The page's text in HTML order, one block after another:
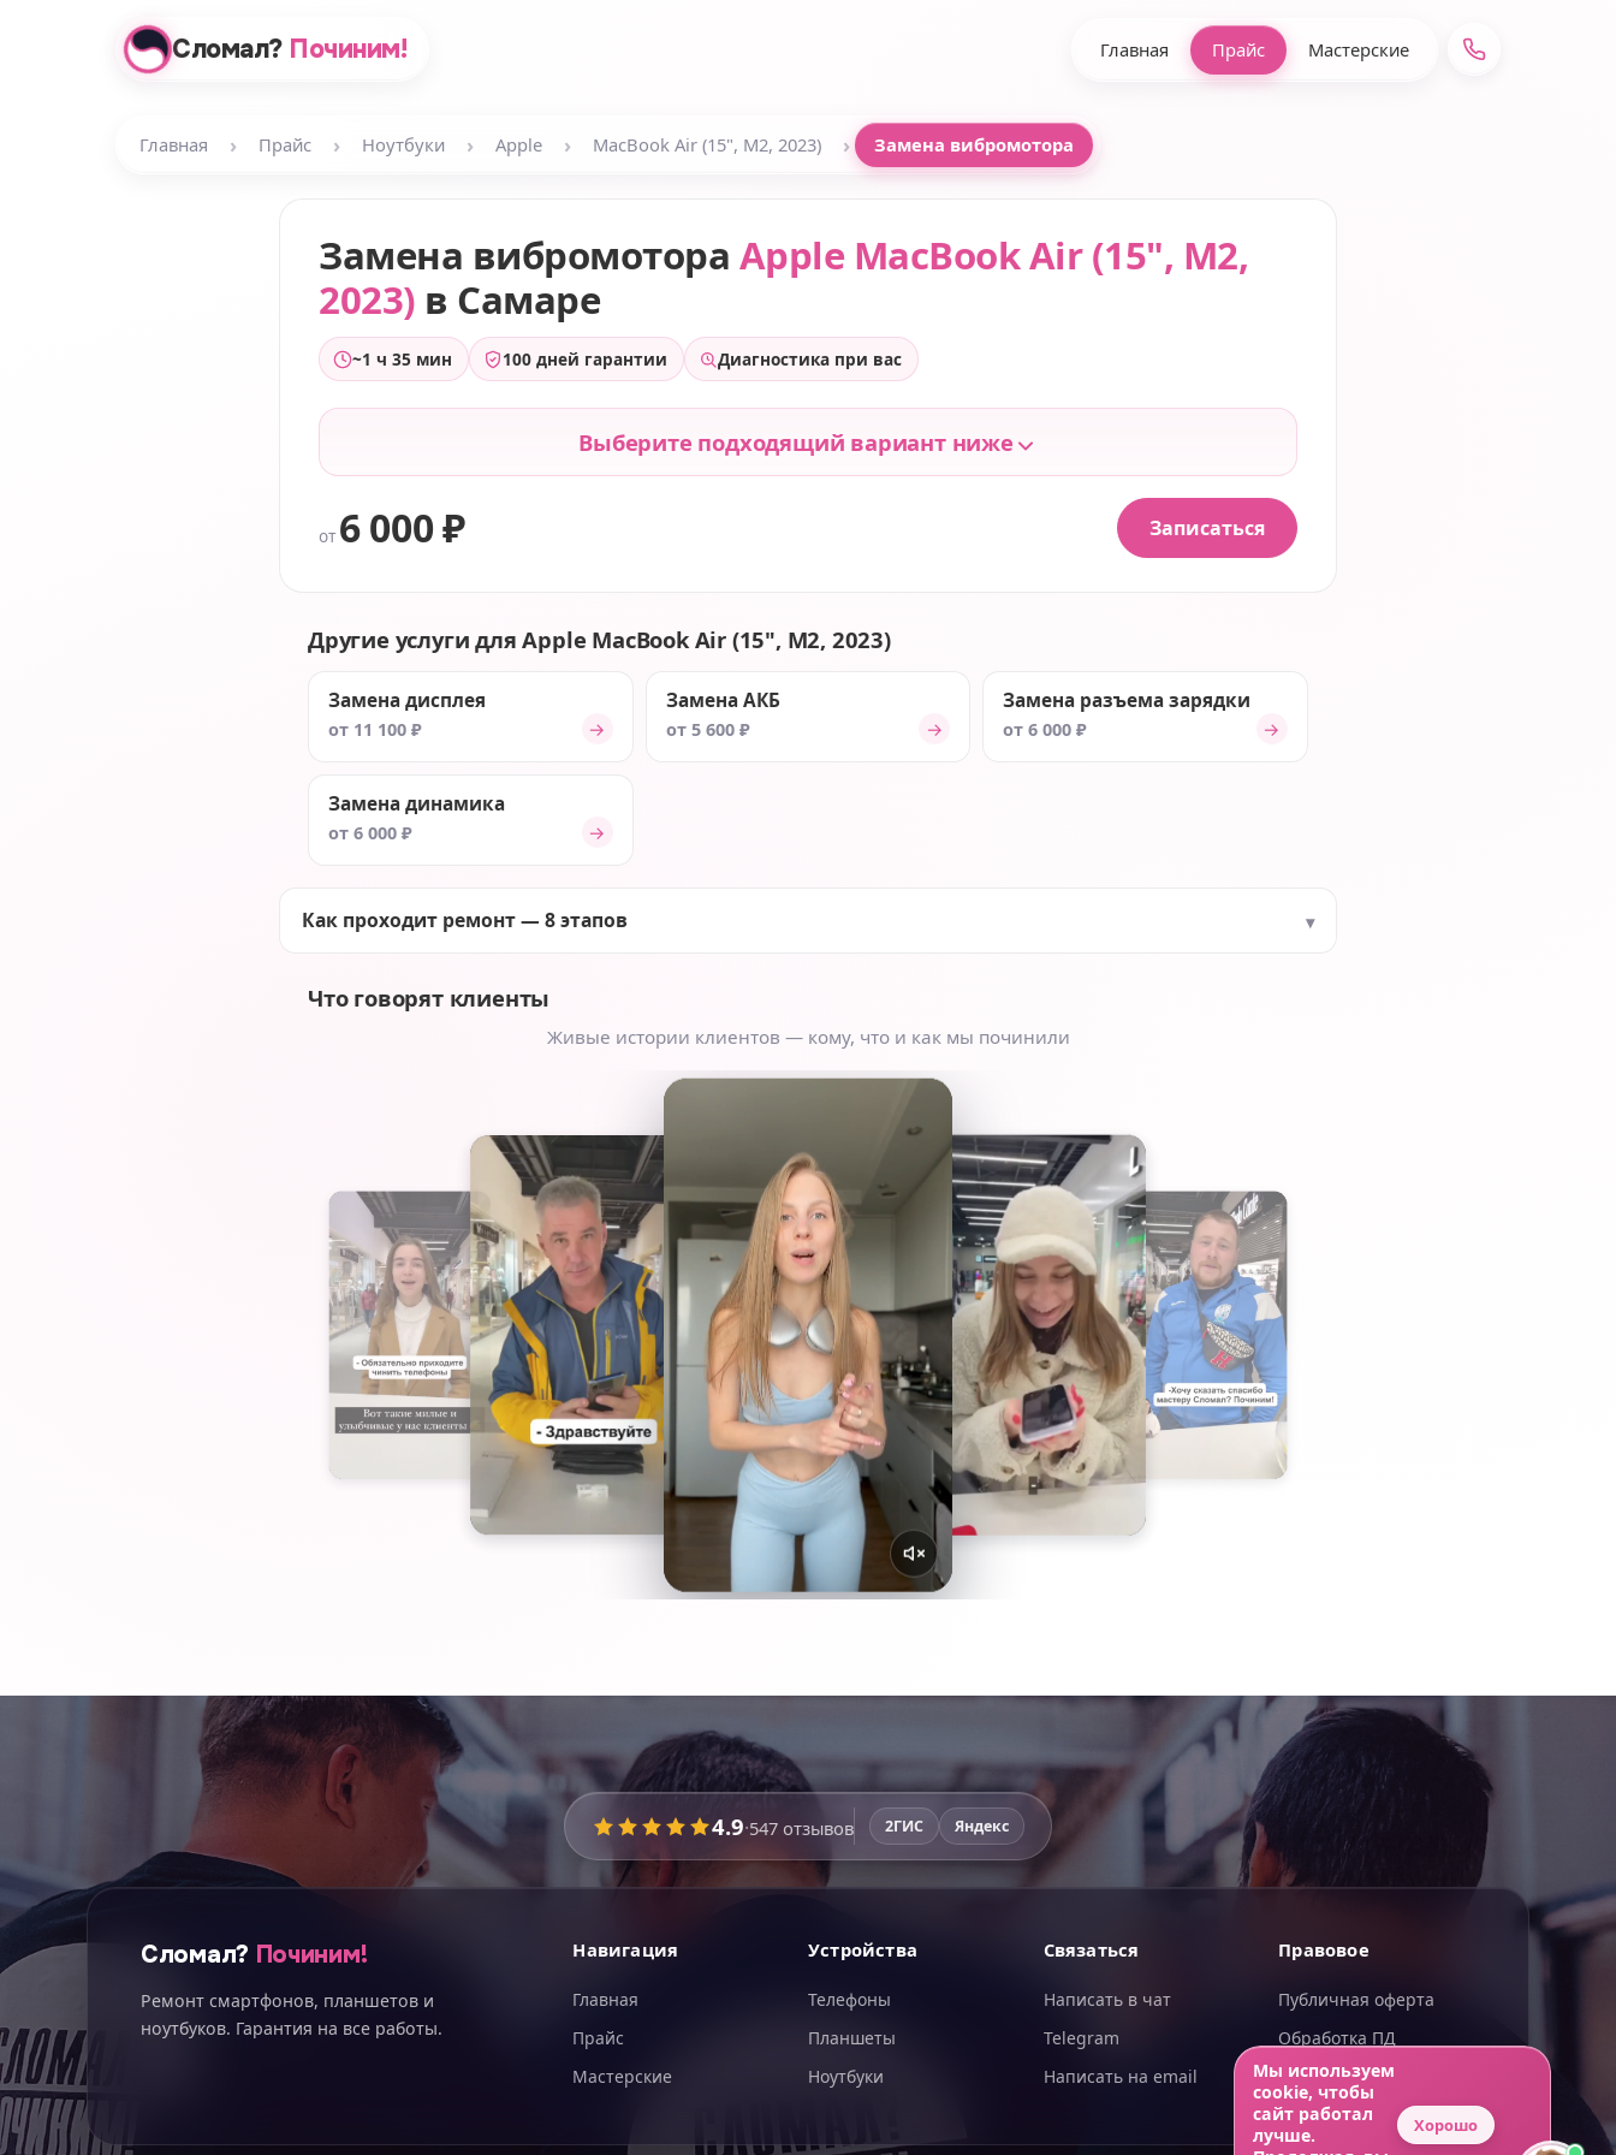
Сломал? Починим! Главная Прайс Мастерские
Главная › Прайс › Ноутбуки › Apple › MacBook Air (15", M2, 2023) › Замена вибромотора
Замена вибромотора Apple MacBook Air (15", M2,
2023) в Самаре
~1 ч 35 мин 100 дней гарантии Диагностика при вас
Выберите подходящий вариант ниже
от 6 000 ₽ Записаться
Другие услуги для Apple MacBook Air (15", M2, 2023)
Замена дисплея
от 11 100 ₽ →
Замена АКБ
от 5 600 ₽ →
Замена разъема зарядки
от 6 000 ₽ →
Замена динамика
от 6 000 ₽ →
Как проходит ремонт — 8 этапов
Что говорят клиенты
Живые истории клиентов — кому, что и как мы починили
4.9·547 отзывов 2ГИС Яндекс
Сломал? Починим!
Ремонт смартфонов, планшетов и
ноутбуков. Гарантия на все работы.
Навигация
Главная
Прайс
Мастерские
Устройства
Телефоны
Планшеты
Ноутбуки
Связаться
Написать в чат
Telegram
Написать на email
Правовое
Публичная оферта
Обработка ПД
Конфиденциальность
Мы используем
cookie, чтобы
сайт работал
лучше.
Хорошо